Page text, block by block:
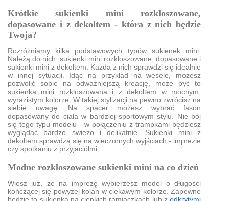
Krótkie sukienki mini rozkloszowane,
dopasowane i z dekoltem - która z nich będzie
Twoja?
Rozróżniamy kilka podstawowych typów sukienek mini.
Należą do nich: sukienki mini rozkloszowane, dopasowane i
sukienki mini z dekoltem. Każda z nich sprawdzi się idealnie
w innej sytuacji. Idąc na przykład na wesele, możesz
pozwolić sobie na odważniejszą kreację, może być to
sukienka mini rozkloszowana i z dekoltem w mocnym,
wyrazistym kolorze. W takiej stylizacji na pewno zwrócisz na
siebie uwagę. Na spacer możesz wybrać fason
dopasowany do ciała w bardziej sportowym stylu. Nie bój
się tego typu modelu - w połączeniu z trampkami będziesz
wyglądać bardzo świeżo i delikatnie. Sukienki mini z
dekoltem sprawdzą się na wieczornych wyjściach - imprezie
czy spotkaniu z przyjaciółmi.
Modne rozkloszowane sukienki mini na co dzień
Wiesz już, że na imprezę wybierzesz model o długości
kończącej się powyżej kolan w ciekawym kolorze. Zapewne